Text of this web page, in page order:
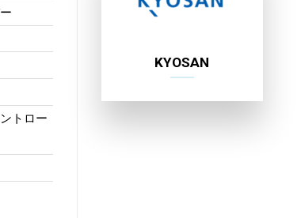
トロー
KYOSAN